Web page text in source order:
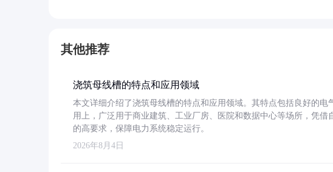
其他推荐
浇筑母线槽的特点和应用领域
本文详细介绍了浇筑母线槽的特点和应用领域。其特点包括良好的电
用上，广泛用于商业建筑、工业厂房、医院和数据中心等场所，凭借
的高要求，保障电力系统稳定运行。
2026年8月4日